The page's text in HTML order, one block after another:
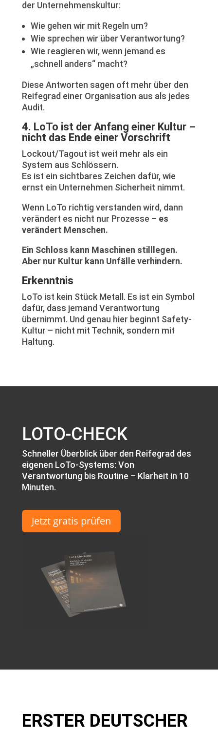
der Unternehmenskultur:
Wie gehen wir mit Regeln um?
Wie sprechen wir über Verantwortung?
Wie reagieren wir, wenn jemand es
„schnell anders“ macht?
Diese Antworten sagen oft mehr über den
Reifegrad einer Organisation aus als jedes
Audit.
4. LoTo ist der Anfang einer Kultur –
nicht das Ende einer Vorschrift
Lockout/Tagout ist weit mehr als ein
System aus Schlössern.
Es ist ein sichtbares Zeichen dafür, wie
ernst ein Unternehmen Sicherheit nimmt.
Wenn LoTo richtig verstanden wird, dann
verändert es nicht nur Prozesse – es
verändert Menschen.
Ein Schloss kann Maschinen stilllegen.
Aber nur Kultur kann Unfälle verhindern.
Erkenntnis
LoTo ist kein Stück Metall. Es ist ein Symbol
dafür, dass jemand Verantwortung
übernimmt. Und genau hier beginnt Safety-
Kultur – nicht mit Technik, sondern mit
Haltung.
LOTO-CHECK
Schneller Überblick über den Reifegrad des
eigenen LoTo-Systems: Von
Verantwortung bis Routine – Klarheit in 10
Minuten.
Jetzt gratis prüfen
ERSTER DEUTSCHER